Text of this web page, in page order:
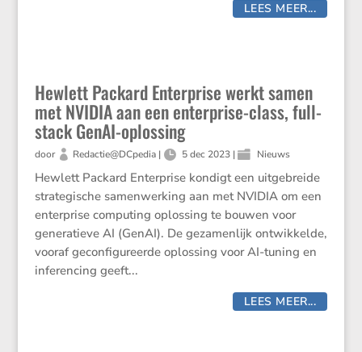
LEES MEER...
Hewlett Packard Enterprise werkt samen
met NVIDIA aan een enterprise-class, full-
stack GenAI-oplossing
door Redactie@DCpedia| 5 dec 2023 | Nieuws
Hewlett Packard Enterprise kondigt een uitgebreide
strategische samenwerking aan met NVIDIA om een
enterprise computing oplossing te bouwen voor
generatieve AI (GenAI). De gezamenlijk ontwikkelde,
vooraf geconfigureerde oplossing voor AI-tuning en
inferencing geeft...
LEES MEER...